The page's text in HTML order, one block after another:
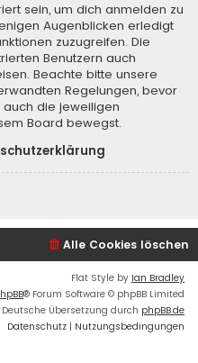
sein, um dich anmelden zu
Augenblicken erledigt
zuzugreifen. Die
Benutzern auch
Beachte bitte unsere
Regelungen, bevor
die jeweiligen
Board bewegst.
Alle Cookies löschen
Flat Style by Ian Bradley
® Forum Software © phpBB Limited
Deutsche Übersetzung durch phpBB.de
Datenschutz | Nutzungsbedingungen